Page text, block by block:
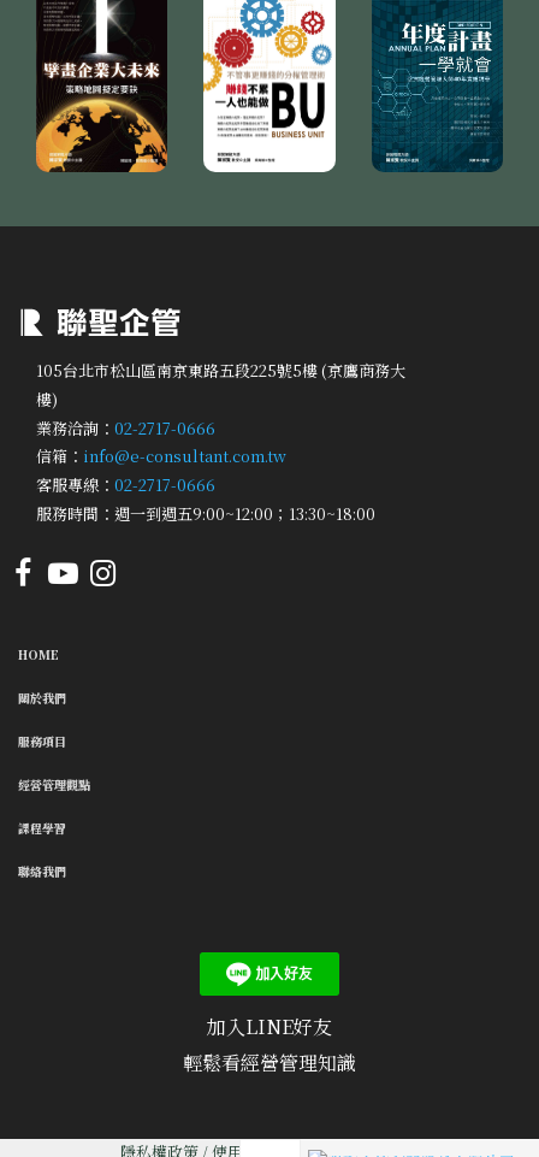
105台北市松山區南京東路五段225號5樓 (京鷹商務大
樓)
業務洽詢： 02-2717-0666
信箱： info@e-consultant.com.tw
客服專線： 02-2717-0666
服務時間：週一到週五9:00~12:00；13:30~18:00
HOME
關於我們
服務項目
經營管理觀點
課程學習
聯絡我們
加入LINE好友
輕鬆看經營管理知識
隱私權政策 /使用條款 聯絡我們/ 文章投稿